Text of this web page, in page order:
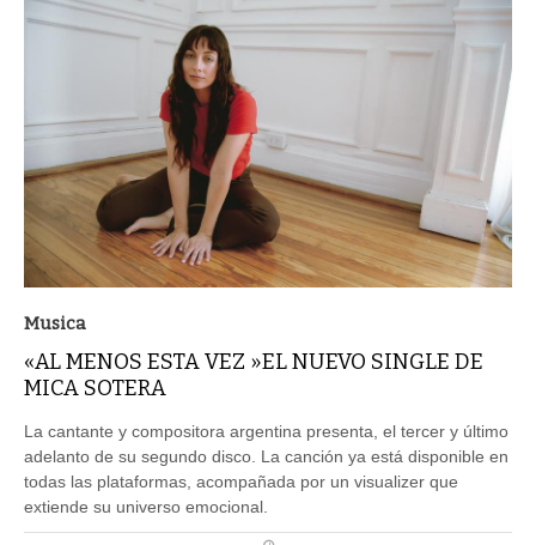
Musica
«AL MENOS ESTA VEZ »EL NUEVO SINGLE DE
MICA SOTERA
La cantante y compositora argentina presenta, el tercer y último
adelanto de su segundo disco. La canción ya está disponible en
todas las plataformas, acompañada por un visualizer que
extiende su universo emocional.